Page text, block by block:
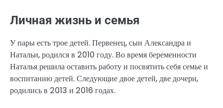
Личная жизнь и семья
У пары есть трое детей. Первенец, сын Александра и
Натальи, родился в 2010 году. Во время беременности
Наталья решила оставить работу и посвятить себя семье и
воспитанию детей. Следующие двое детей, две дочери,
родились в 2013 и 2016 годах.